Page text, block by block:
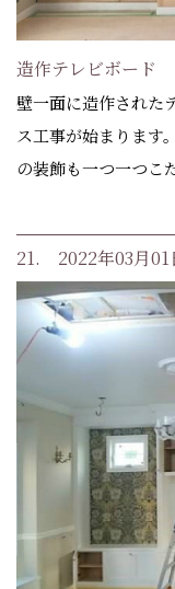
造作テレビボード
壁一面に造作された
ス工事が始まります
の装飾も一つ一つこ
21. 2022年03月01